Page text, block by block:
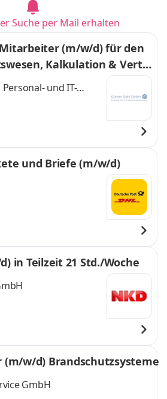
Suche per Mail erhalten
(m/w/d) für den
Kalkulation & Vertri
und IT-
und Briefe (m/w/d)
in Teilzeit 21 Std./Woche
(m/w/d) Brandschutzsysteme
GmbH